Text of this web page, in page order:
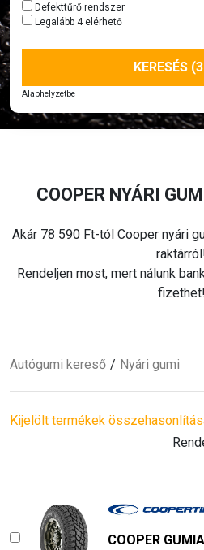
Defekttűrő rendszer
Legalább 4 elérhető
KERESÉS
Alaphelyzetbe
COOPER NYÁRI
Akár 78 590 Ft-tól Cooper nyári
Rendeljen most, mert nálunk
fizethet!
Autógumi kereső Nyári gumi
Kijelölt termékek
COOPER